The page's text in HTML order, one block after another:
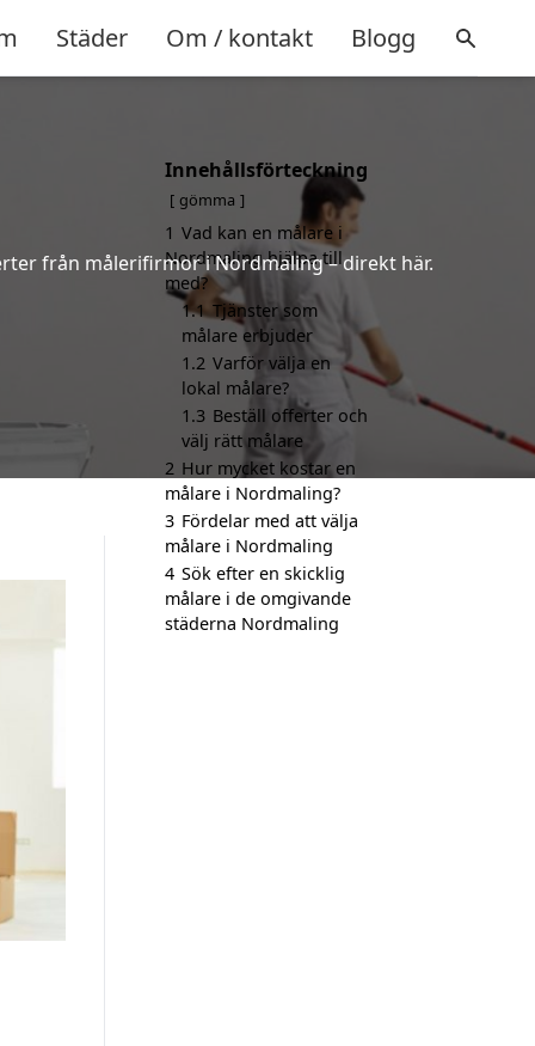
Städer Om / kontakt Blogg
från målerifirmor i Nordmaling – direkt här.
Innehållsförteckning
gömma
1 Vad kan en målare i
Nordmaling hjälpa till
med?
1.1 Tjänster som
målare erbjuder
1.2 Varför välja en
lokal målare?
1.3 Beställ offerter och
välj rätt målare
2 Hur mycket kostar en
målare i Nordmaling?
3 Fördelar med att välja
målare i Nordmaling
4 Sök efter en skicklig
målare i de omgivande
städerna Nordmaling